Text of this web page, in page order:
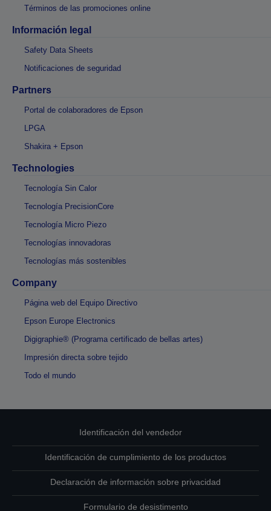
Términos de las promociones online
Información legal
Safety Data Sheets
Notificaciones de seguridad
Partners
Portal de colaboradores de Epson
LPGA
Shakira + Epson
Technologies
Tecnología Sin Calor
Tecnología PrecisionCore
Tecnología Micro Piezo
Tecnologías innovadoras
Tecnologías más sostenibles
Company
Página web del Equipo Directivo
Epson Europe Electronics
Digigraphie® (Programa certificado de bellas artes)
Impresión directa sobre tejido
Todo el mundo
Identificación del vendedor
Identificación de cumplimiento de los productos
Declaración de información sobre privacidad
Formulario de desistimento